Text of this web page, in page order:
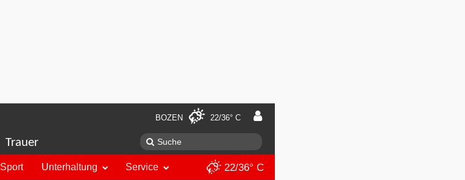
BOZEN 22/36° C
Trauer
Sport Unterhaltung Service 22/36° C